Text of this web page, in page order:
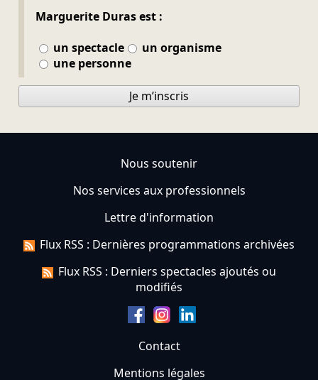
Marguerite Duras est :
un spectacle
un organisme
une personne
Je m’inscris
Nous soutenir
Nos services aux professionnels
Lettre d'information
Flux RSS : Dernières programmations archivées
Flux RSS : Derniers spectacles ajoutés ou
modifiés
Contact
Mentions légales